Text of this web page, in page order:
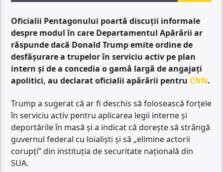
Oficialii Pentagonului poartă discuții informale
despre modul în care Departamentul Apărării ar
răspunde dacă Donald Trump emite ordine de
desfășurare a trupelor în serviciu activ pe plan
intern și de a concedia o gamă largă de angajați
apolitici, au declarat oficialii apărării pentru CNN.
Trump a sugerat că ar fi deschis să folosească forțele
în serviciu activ pentru aplicarea legii interne și
deportările în masă și a indicat că dorește să strângă
guvernul federal cu loialiști și să „elimine actorii
corupți” din instituția de securitate națională din
SUA.